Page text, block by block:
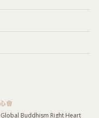
Buddhism Right Heart